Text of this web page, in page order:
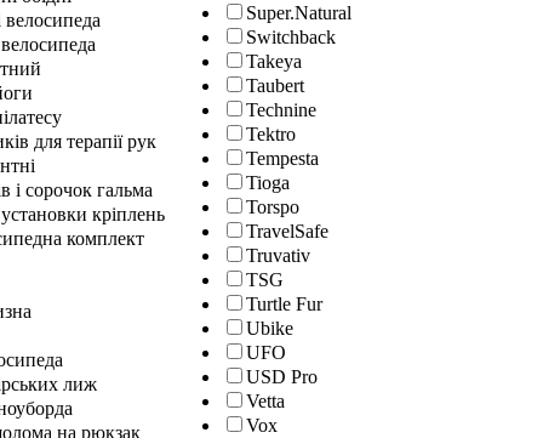
Super.Natural
Switchback
Takeya
Taubert
Technine
Tektro
Tempesta
Tioga
Torspo
TravelSafe
Truvativ
TSG
Turtle Fur
Ubike
UFO
USD Pro
Vetta
Vox
велосипеда
для терапії рук
і сорочок гальма
кріплень
комплект
лиж
на рюкзак